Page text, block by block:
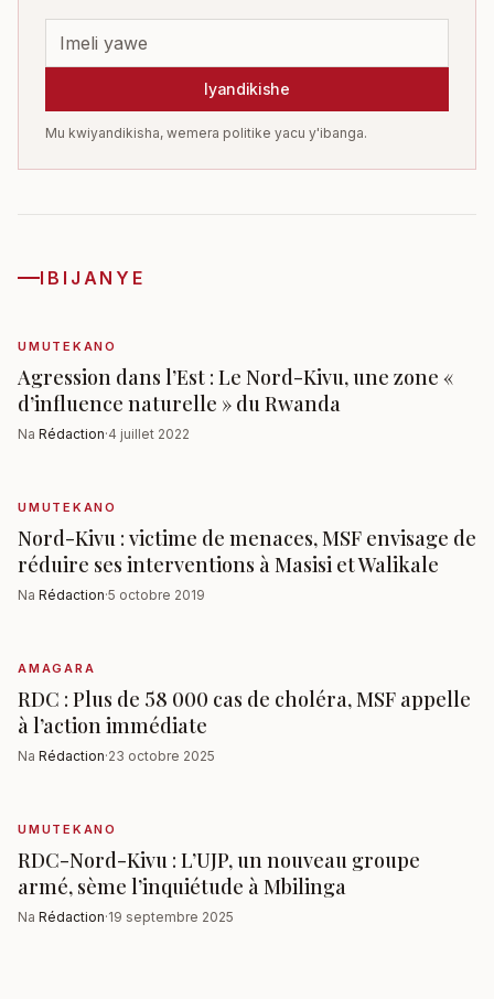
Iyandikishe
Mu kwiyandikisha, wemera politike yacu y'ibanga.
IBIJANYE
UMUTEKANO
Agression dans l’Est : Le Nord-Kivu, une zone «
d’influence naturelle » du Rwanda
Na Rédaction·4 juillet 2022
UMUTEKANO
Nord-Kivu : victime de menaces, MSF envisage de
réduire ses interventions à Masisi et Walikale
Na Rédaction·5 octobre 2019
AMAGARA
RDC : Plus de 58 000 cas de choléra, MSF appelle
à l’action immédiate
Na Rédaction·23 octobre 2025
UMUTEKANO
RDC-Nord-Kivu : L’UJP, un nouveau groupe
armé, sème l’inquiétude à Mbilinga
Na Rédaction·19 septembre 2025